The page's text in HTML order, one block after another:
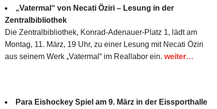
„Vatermal“ von Necati Öziri – Lesung in der
Zentralbibliothek
Die Zentralbibliothek, Konrad-Adenauer-Platz 1, lädt am
Montag, 11. März, 19 Uhr, zu einer Lesung mit Necati Öziri
aus seinem Werk „Vatermal“ im Reallabor ein. weiter…
Para Eishockey Spiel am 9. März in der Eissporthalle